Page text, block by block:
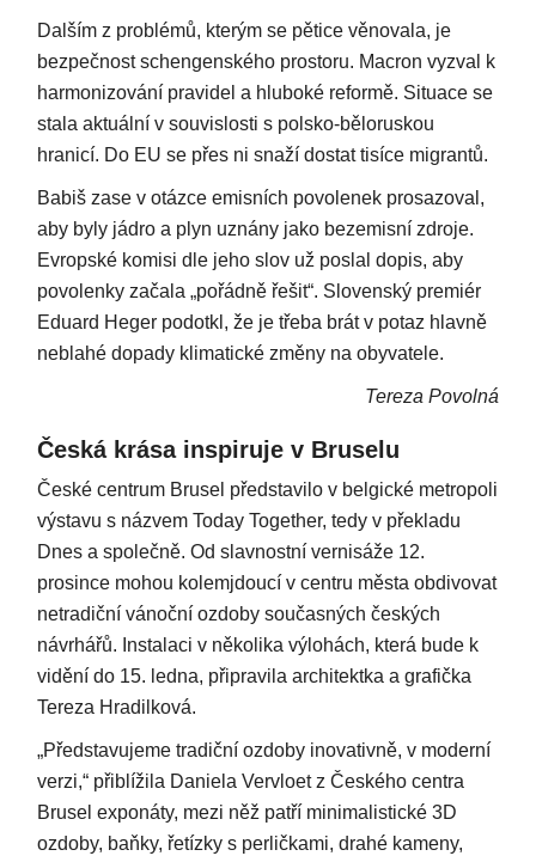
Dalším z problémů, kterým se pětice věnovala, je
bezpečnost schengenského prostoru. Macron vyzval k
harmonizování pravidel a hluboké reformě. Situace se
stala aktuální v souvislosti s polsko-běloruskou
hranicí. Do EU se přes ni snaží dostat tisíce migrantů.
Babiš zase v otázce emisních povolenek prosazoval,
aby byly jádro a plyn uznány jako bezemisní zdroje.
Evropské komisi dle jeho slov už poslal dopis, aby
povolenky začala „pořádně řešit“. Slovenský premiér
Eduard Heger podotkl, že je třeba brát v potaz hlavně
neblahé dopady klimatické změny na obyvatele.
Tereza Povolná
Česká krása inspiruje v Bruselu
České centrum Brusel představilo v belgické metropoli
výstavu s názvem Today Together, tedy v překladu
Dnes a společně. Od slavnostní vernisáže 12.
prosince mohou kolemjdoucí v centru města obdivovat
netradiční vánoční ozdoby současných českých
návrhářů. Instalaci v několika výlohách, která bude k
vidění do 15. ledna, připravila architektka a grafička
Tereza Hradilková.
„Představujeme tradiční ozdoby inovativně, v moderní
verzi,“ přiblížila Daniela Vervloet z Českého centra
Brusel exponáty, mezi něž patří minimalistické 3D
ozdoby, baňky, řetízky s perličkami, drahé kameny,